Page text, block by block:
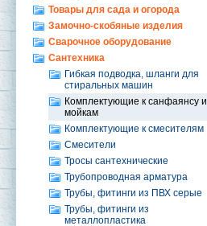
Товары для сада и огорода
Замочно-скобяные изделия
Сварочное оборудование
Сантехника
Гибкая подводка, шланги для
стиральных машин
Комплектующие к санфаянсу и
мойкам
Комплектующие к смесителям
Смесители
Тросы сантехнические
Трубопроводная арматура
Трубы, фитинги из ПВХ серые
Трубы, фитинги из
металлопластика